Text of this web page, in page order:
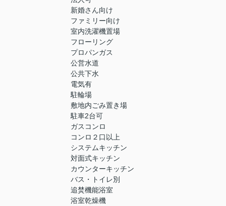
新婚さん向け
ファミリー向け
室内洗濯機置場
フローリング
プロパンガス
公営水道
公共下水
電気有
駐輪場
敷地内ごみ置き場
駐車2台可
ガスコンロ
コンロ２口以上
システムキッチン
対面式キッチン
カウンターキッチン
バス・トイレ別
追焚機能浴室
浴室乾燥機